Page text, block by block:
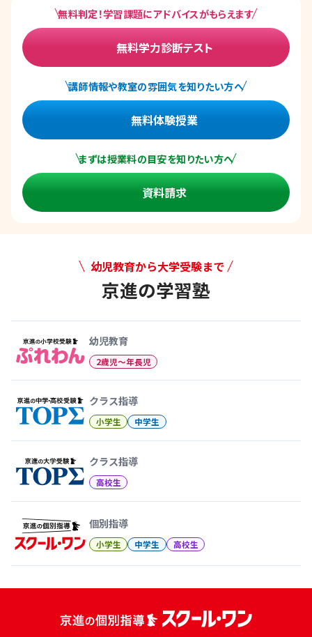
無料判定！学習課題にアドバイスがもらえます
無料学力診断テスト
講師情報や教室の雰囲気を知りたい方へ
無料体験授業
まずは授業料の目安を知りたい方へ
資料請求
幼児教育から大学受験まで
京進の学習塾
幼児教育
2歳児〜年長児
クラス指導
小学生 中学生
クラス指導
高校生
個別指導
小学生 中学生 高校生